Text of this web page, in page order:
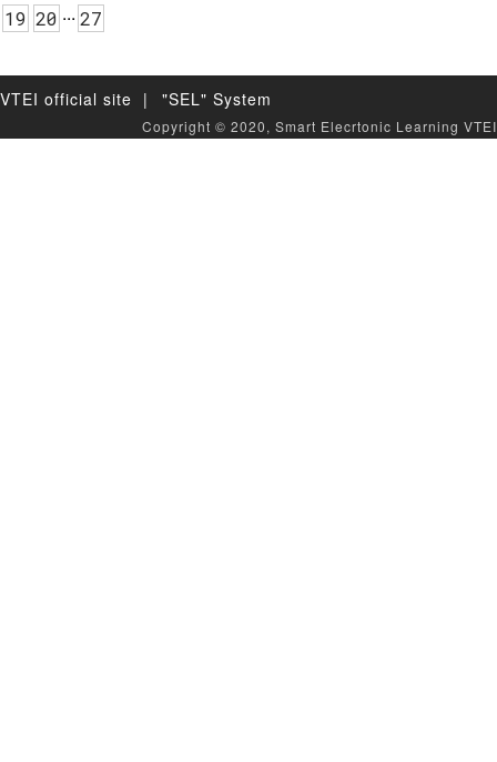
19 20 ... 27
VTEI official site | "SEL" System
Copyright © 2020, Smart Elecrtonic Learning VTEI